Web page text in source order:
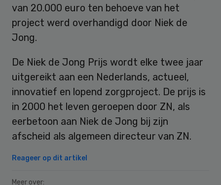
van 20.000 euro ten behoeve van het
project werd overhandigd door Niek de
Jong.
De Niek de Jong Prijs wordt elke twee jaar
uitgereikt aan een Nederlands, actueel,
innovatief en lopend zorgproject. De prijs is
in 2000 het leven geroepen door ZN, als
eerbetoon aan Niek de Jong bij zijn
afscheid als algemeen directeur van ZN.
Reageer op dit artikel
Meer over: